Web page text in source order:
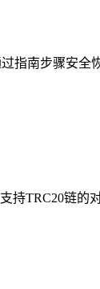
指南步骤安全
持TRC20链的